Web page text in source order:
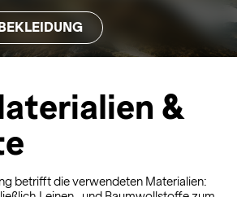
&
betrifft die verwendeten Materialien: